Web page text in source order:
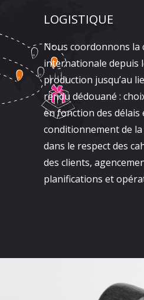
LOGISTIQUE
Nous coordonnons la
internationale depuis
production jusqu’au
rendu dédouané :
en fonction des délais
conditionnement de
dans le respect des
des clients,
planifications et